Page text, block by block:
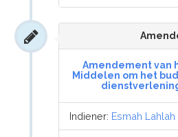
Amendement van
Middelen om het
Indiener: Esmah Lahlah